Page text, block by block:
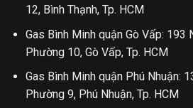
12, Bình Thạnh, Tp. HCM
Gas Bình Minh quận Gò Vấp: 193
Phường 10, Gò Vấp, Tp. HCM
Gas Bình Minh quận Phú Nhuận:
Phường 9, Phú Nhuận, Tp. HCM